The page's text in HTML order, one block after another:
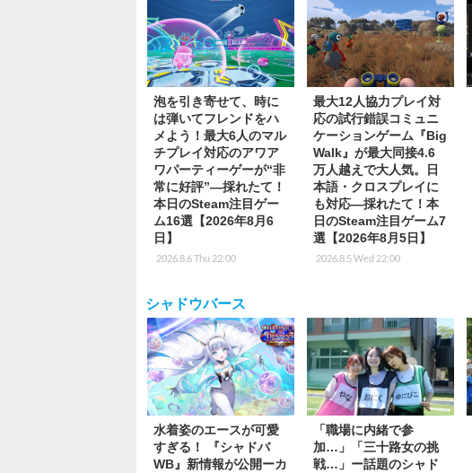
泡を引き寄せて、時に
は弾いてフレンドをハ
メよう！最大6人のマル
チプレイ対応のアワア
ワパーティーゲーが“非
常に好評”―採れたて！
本日のSteam注目ゲー
ム16選【2026年8月6
日】
2026.8.6 Thu 22:00
最大12人協力プレイ対
応の試行錯誤コミュニ
ケーションゲーム『Big
Walk』が最大同接4.6
万人越えで大人気。日
本語・クロスプレイに
も対応―採れたて！本
日のSteam注目ゲーム7
選【2026年8月5日】
2026.8.5 Wed 22:00
シャドウバース
水着姿のエースが可愛
すぎる！ 『シャドバ
WB』新情報が公開ーカ
「職場に内緒で参
加…」「三十路女の挑
戦…」ー話題のシャド